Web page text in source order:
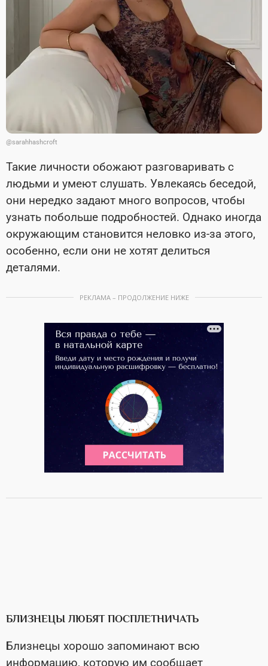
@sarahhashcroft
Такие личности обожают разговаривать с
людьми и умеют слушать. Увлекаясь беседой,
они нередко задают много вопросов, чтобы
узнать побольше подробностей. Однако иногда
окружающим становится неловко из-за этого,
особенно, если они не хотят делиться
деталями.
РЕКЛАМА – ПРОДОЛЖЕНИЕ НИЖЕ
БЛИЗНЕЦЫ ЛЮБЯТ ПОСПЛЕТНИЧАТЬ
Близнецы хорошо запоминают всю
информацию, которую им сообщает